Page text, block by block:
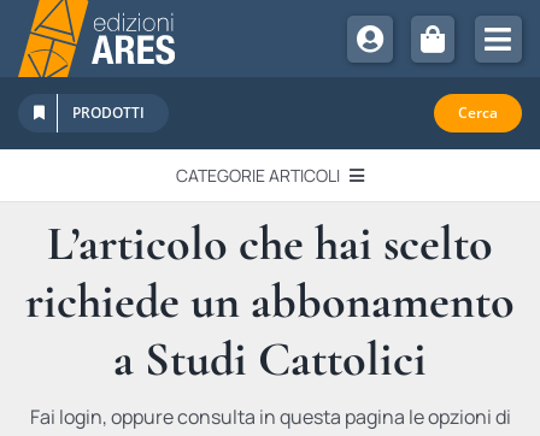
Salta
contenuto
Chi Siamo
Sostienici
Abbonamenti
Promozioni
Newsletter
PRODOTTI Cerca
CATEGORIE ARTICOLI
EDITORIALI
IN QUESTO NUMERO
L’articolo che hai scelto
richiede un abbonamento
a Studi Cattolici
Fai login, oppure consulta in questa pagina le opzioni di